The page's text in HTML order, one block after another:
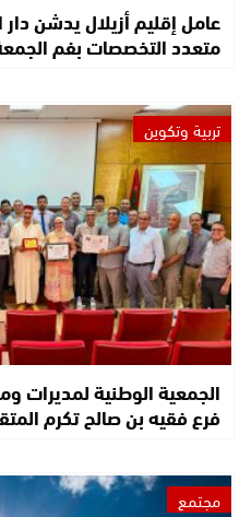
عامل إقليم أزيلال يدشن
متعدد التخصصات بفم
تربية وتكوين
الجمعية الوطنية لمديرات
فرع فقيه بن صالح تكرم
مجتمع